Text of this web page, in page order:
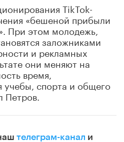
TikTok-
«бешеной прибыли
При этом молодежь,
заложниками
и рекламных
они меняют на
время,
учебы, спорта и общего
Петров.
телеграм-канал и